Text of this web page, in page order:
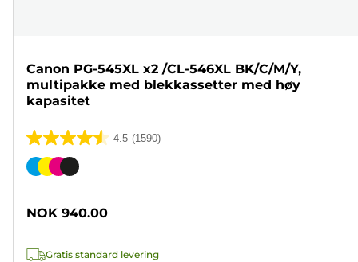
Canon PG-545XL x2 /CL-546XL BK/C/M/Y,
multipakke med blekkassetter med høy
kapasitet
4.5 (1590)
4.5
av
1590
Fargekassett
NOK 940.00
Gratis standard levering